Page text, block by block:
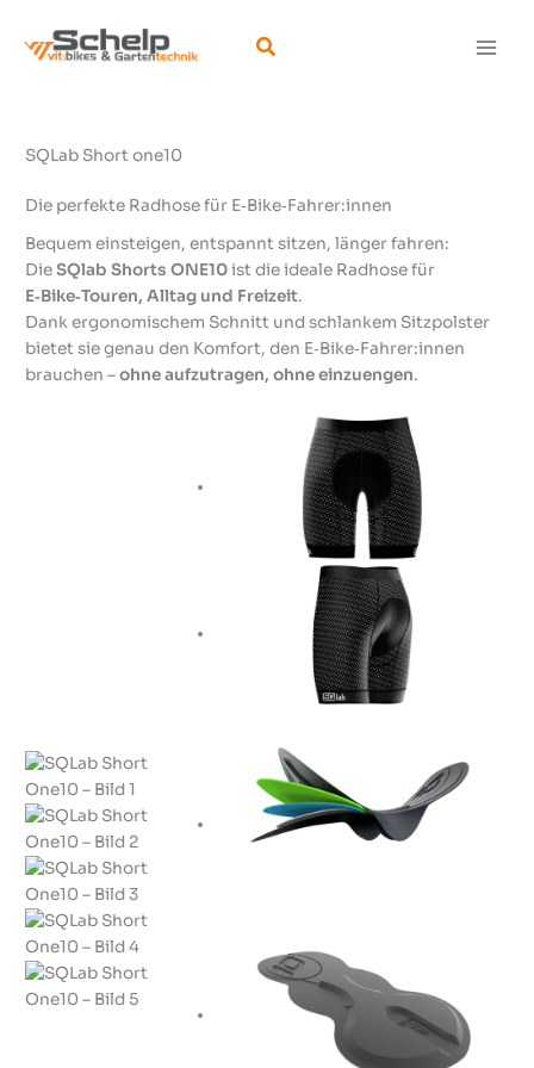
Inhalt
springen
Suchen
SQLab Short one10
Die perfekte Radhose für E‑Bike‑Fahrer:innen
Bequem einsteigen, entspannt sitzen, länger fahren:
DieSQlab Shorts ONE10ist die ideale Radhose für
E‑Bike‑Touren, Alltag und Freizeit.
Dank ergonomischem Schnitt und schlankem Sitzpolster
bietet sie genau den Komfort, den E‑Bike‑Fahrer:innen
brauchen –ohne aufzutragen, ohne einzuengen.